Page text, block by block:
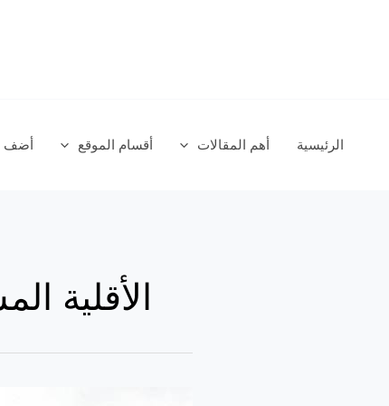
الرئيسية أهم المقالات أقسام الموقع أضف
الأقلية